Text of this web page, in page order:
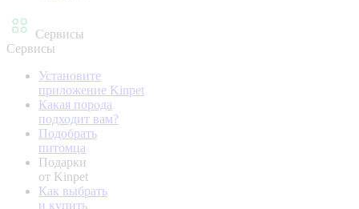
Сервисы
Сервисы
Установите
приложение Kinpet
Какая порода
подходит вам?
Подобрать
питомца
Подарки
от Kinpet
Как выбрать
и купить